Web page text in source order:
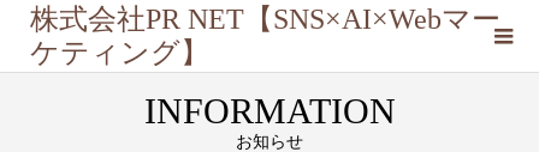
株式会社PR NET【SNS×AI×Webマー
ケティング】
INFORMATION
お知らせ